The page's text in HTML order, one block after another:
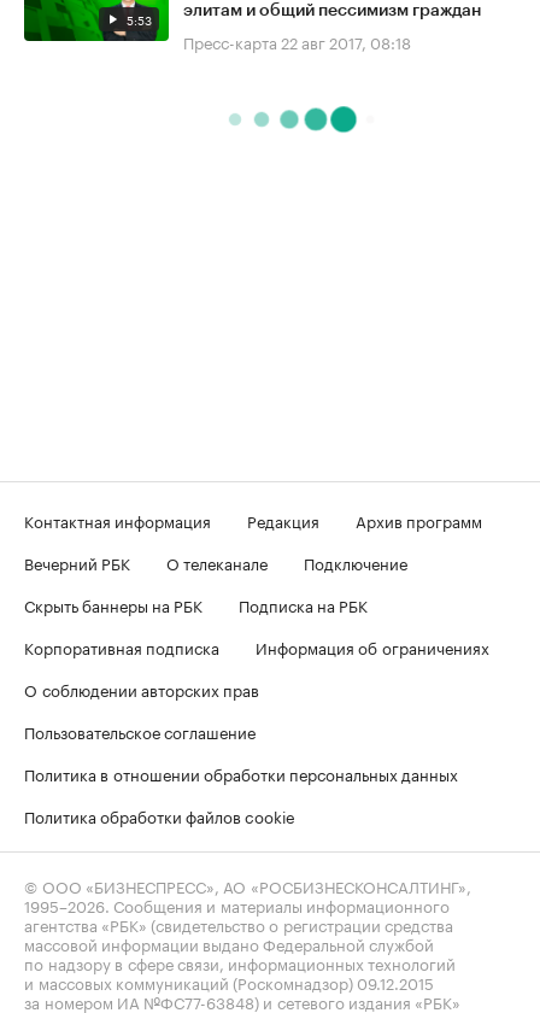
5:53
элитам и общий пессимизм граждан
Пресс-карта 22 авг 2017, 08:18
Контактная информация Редакция
Архив программ
Вечерний РБК
О телеканале
Подключение
Скрыть баннеры на РБК
Подписка на РБК
Корпоративная подписка
Информация об ограничениях
О соблюдении авторских прав
Пользовательское соглашение
Политика в отношении обработки персональных данных
Политика обработки файлов cookie
© ООО «БИЗНЕСПРЕСС», АО «РОСБИЗНЕСКОНСАЛТИНГ»,
1995–2026 . Сообщения и материалы информационного
агентства «РБК» (свидетельство о регистрации средства
массовой информации выдано Федеральной службой
по надзору в сфере связи, информационных технологий
и массовых коммуникаций (Роскомнадзор) 09.12.2015
за номером ИА №ФС77-63848) и сетевого издания «РБК»